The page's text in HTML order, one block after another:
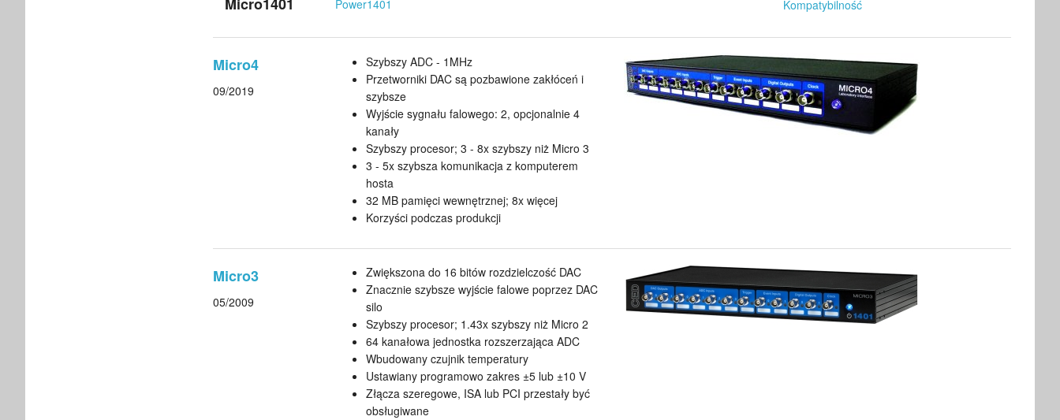
Power1401 Kompatybilność
Micro4
09/2019
Szybszy ADC - 1MHz
Przetworniki DAC są pozbawione zakłóceń i
szybsze
Wyjście sygnału falowego: 2, opcjonalnie 4
kanały
Szybszy procesor; 3 - 8x szybszy niż Micro 3
3 - 5x szybsza komunikacja z komputerem
hosta
32 MB pamięci wewnętrznej; 8x więcej
Korzyści podczas produkcji
Micro3
05/2009
Zwiększona do 16 bitów rozdzielczość DAC
Znacznie szybsze wyjście falowe poprzez DAC
silo
Szybszy procesor; 1.43x szybszy niż Micro 2
64 kanałowa jednostka rozszerzająca ADC
Wbudowany czujnik temperatury
Ustawiany programowo zakres ±5 lub ±10 V
Złącza szeregowe, ISA lub PCI przestały być
obsługiwane